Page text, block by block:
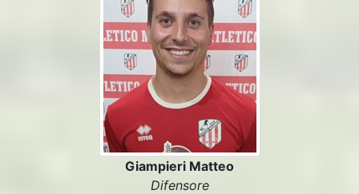
Giampieri Matteo
Difensore